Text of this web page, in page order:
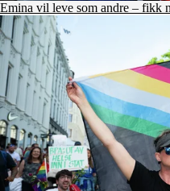
Emina vil leve som andre – fikk